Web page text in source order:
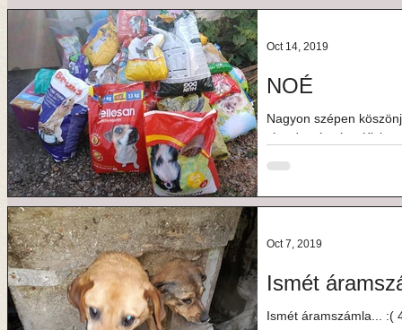
NOÉ
Nagyon szépen
tápadományát a
Oct 14, 2019
Ismét
Ismét áramszámla... :(
Oct 7, 2019